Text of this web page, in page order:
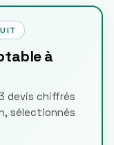
à
devis chiffrés
sélectionnés